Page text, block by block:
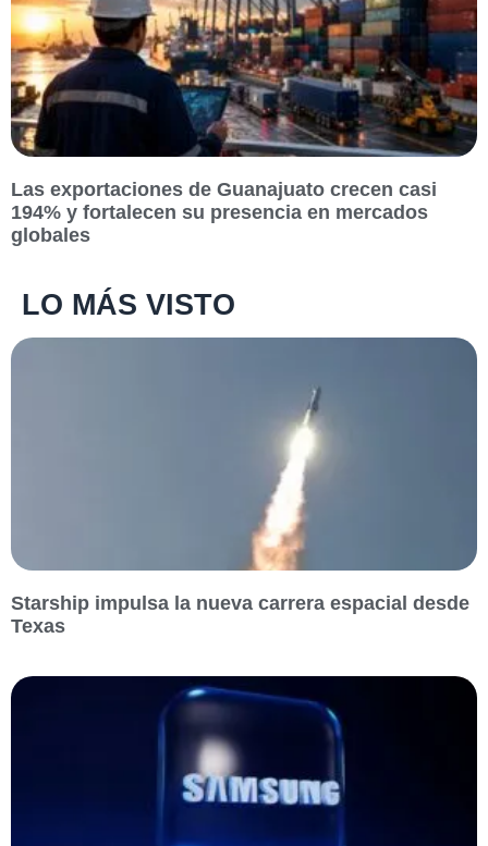
Las exportaciones de Guanajuato crecen casi
194% y fortalecen su presencia en mercados
globales
LO MÁS VISTO
Starship impulsa la nueva carrera espacial desde
Texas